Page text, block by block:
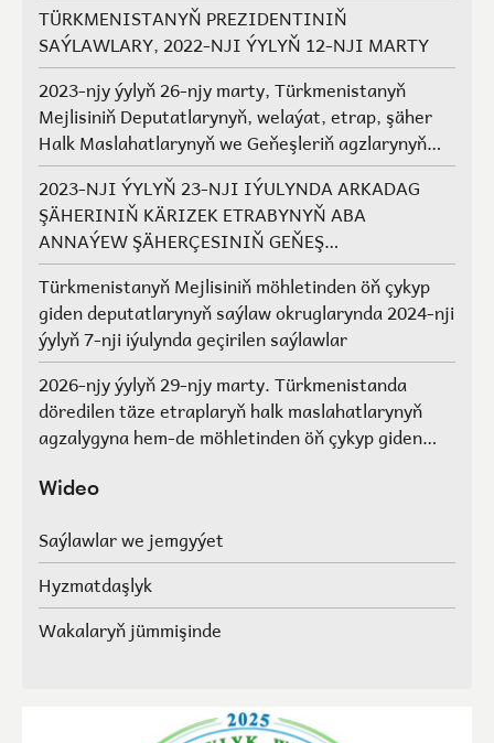
TÜRKMENISTANYŇ PREZIDENTINIŇ
SAÝLAWLARY, 2022-NJI ÝYLYŇ 12-NJI MARTY
2023-njy ýylyň 26-njy marty, Türkmenistanyň
Mejlisiniň Deputatlarynyň, welaýat, etrap, şäher
Halk Maslahatlarynyň we Geňeşleriň agzlarynyň
saýlawlary
2023-NJI ÝYLYŇ 23-NJI IÝULYNDA ARKADAG
ŞÄHERINIŇ KÄRIZEK ETRABYNYŇ ABA
ANNAÝEW ŞÄHERÇESINIŇ GEŇEŞ
AGZALARYNYŇ SAÝLAWLARY
Türkmenistanyň Mejlisiniň möhletinden öň çykyp
giden deputatlarynyň saýlaw okruglarynda 2024-nji
ýylyň 7-nji iýulynda geçirilen saýlawlar
2026-njy ýylyň 29-njy marty. Türkmenistanda
döredilen täze etraplaryň halk maslahatlarynyň
agzalygyna hem-de möhletinden öň çykyp giden
maslahatlarynyň we Geňeşleriň agzalarynyň ýerine
Wideo
Saýlawlar we jemgyýet
Hyzmatdaşlyk
Wakalaryň jümmişinde